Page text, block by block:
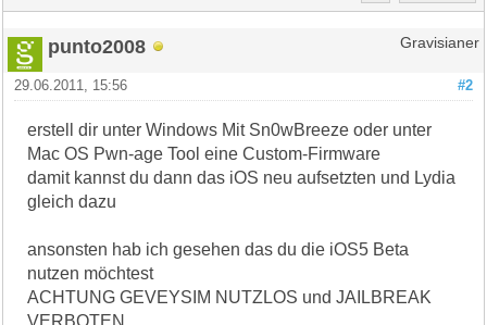
punto2008 Gravisianer
#2
29.06.2011, 15:56
erstell dir unter Windows Mit Sn0wBreeze oder unter
Mac OS Pwn-age Tool eine Custom-Firmware
damit kannst du dann das iOS neu aufsetzten und Lydia
gleich dazu
ansonsten hab ich gesehen das du die iOS5 Beta
nutzen möchtest
ACHTUNG GEVEYSIM NUTZLOS und JAILBREAK
VERBOTEN